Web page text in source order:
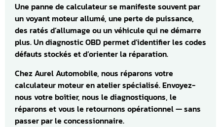
Une panne de calculateur se manifeste souvent par
un voyant moteur allumé, une perte de puissance,
des ratés d’allumage ou un véhicule qui ne démarre
plus. Un diagnostic OBD permet d’identifier les codes
défauts stockés et d’orienter la réparation.
Chez Aurel Automobile, nous réparons votre
calculateur moteur en atelier spécialisé. Envoyez-
nous votre boîtier, nous le diagnostiquons, le
réparons et vous le retournons opérationnel — sans
passer par le concessionnaire.